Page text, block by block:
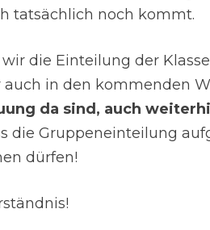
tatsächlich noch kommt.
die Einteilung der
in den kommenden
da sind, auch
die Gruppeneinteilung
dürfen!